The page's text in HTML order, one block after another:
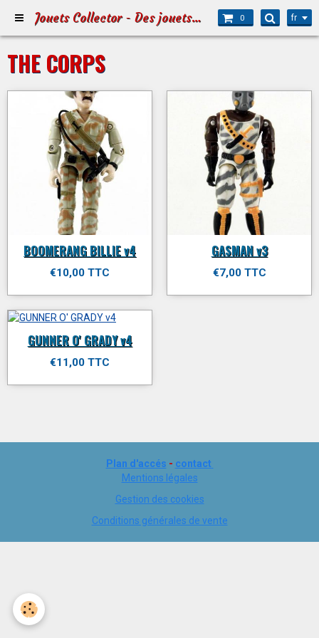
Jouets Collector - Des jouets pour Petits et Grands 0 fr
THE CORPS
BOOMERANG BILLIE v4
€10,00 TTC
GASMAN v3
€7,00 TTC
GUNNER O' GRADY v4
€11,00 TTC
Plan d'accés - contact
Mentions légales
Gestion des cookies
Conditions générales de vente